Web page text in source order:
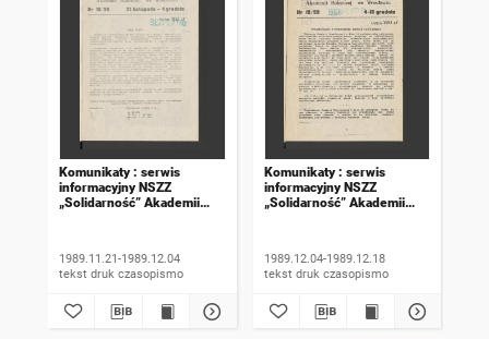
Komunikaty : serwis
informacyjny NSZZ
„Solidarność” Akademii
1989.11.21-1989.12.04
tekst druk czasopismo
Komunikaty : serwis
informacyjny NSZZ
„Solidarność” Akademii
1989.12.04-1989.12.18
tekst druk czasopismo